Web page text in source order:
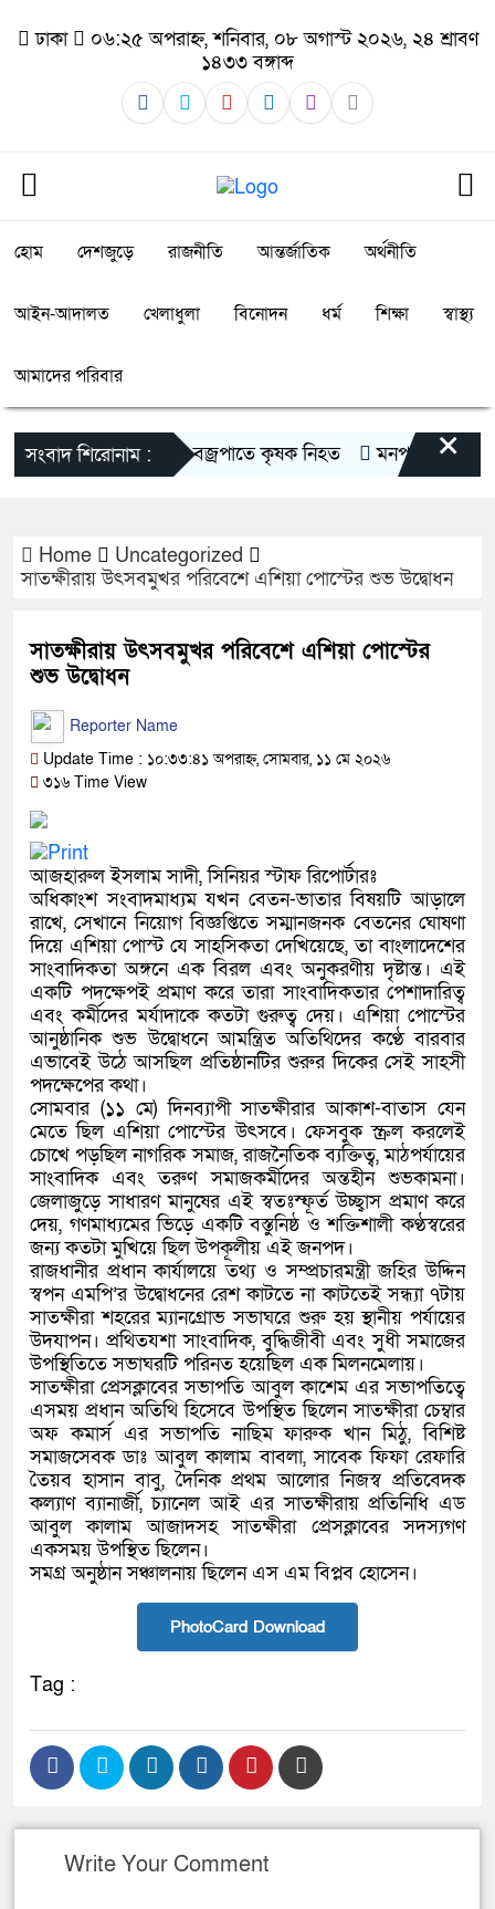
ঢাকা
০৬:২৫ অপরাহ্ন, শনিবার, ০৮ অগাস্ট ২০২৬, ২৪ শ্রাবণ
১৪৩৩ বঙ্গাব্দ
হোম দেশজুড়ে রাজনীতি আন্তর্জাতিক অর্থনীতি
আইন-আদালত খেলাধুলা বিনোদন ধর্ম শিক্ষা স্বাস্থ্য
আমাদের পরিবার
সংবাদ শিরোনাম :
সাতক্ষীরায় বজ্রপাতে কৃষক নিহত মনপুরায় সংরক্ষিত
×
Home
Uncategorized
সাতক্ষীরায় উৎসবমুখর পরিবেশে এশিয়া পোস্টের শুভ উদ্বোধন
সাতক্ষীরায় উৎসবমুখর পরিবেশে এশিয়া পোস্টের
শুভ উদ্বোধন
Reporter Name
Update Time : ১০:৩৩:৪১ অপরাহ্ন, সোমবার, ১১ মে ২০২৬
৩১৬ Time View
আজহারুল ইসলাম সাদী, সিনিয়র স্টাফ রিপোর্টারঃ
অধিকাংশ সংবাদমাধ্যম যখন বেতন-ভাতার বিষয়টি আড়ালে
রাখে, সেখানে নিয়োগ বিজ্ঞপ্তিতে সম্মানজনক বেতনের ঘোষণা
দিয়ে এশিয়া পোস্ট যে সাহসিকতা দেখিয়েছে, তা বাংলাদেশের
সাংবাদিকতা অঙ্গনে এক বিরল এবং অনুকরণীয় দৃষ্টান্ত। এই
একটি পদক্ষেপই প্রমাণ করে তারা সাংবাদিকতার পেশাদারিত্ব
এবং কর্মীদের মর্যাদাকে কতটা গুরুত্ব দেয়। এশিয়া পোস্টের
আনুষ্ঠানিক শুভ উদ্বোধনে আমন্ত্রিত অতিথিদের কণ্ঠে বারবার
এভাবেই উঠে আসছিল প্রতিষ্ঠানটির শুরুর দিকের সেই সাহসী
পদক্ষেপের কথা।
সোমবার (১১ মে) দিনব্যাপী সাতক্ষীরার আকাশ-বাতাস যেন
মেতে ছিল এশিয়া পোস্টের উৎসবে। ফেসবুক স্ক্রল করলেই
চোখে পড়ছিল নাগরিক সমাজ, রাজনৈতিক ব্যক্তিত্ব, মাঠপর্যায়ের
সাংবাদিক এবং তরুণ সমাজকর্মীদের অন্তহীন শুভকামনা।
জেলাজুড়ে সাধারণ মানুষের এই স্বতঃস্ফূর্ত উচ্ছ্বাস প্রমাণ করে
দেয়, গণমাধ্যমের ভিড়ে একটি বস্তুনিষ্ঠ ও শক্তিশালী কণ্ঠস্বরের
জন্য কতটা মুখিয়ে ছিল উপকূলীয় এই জনপদ।
রাজধানীর প্রধান কার্যালয়ে তথ্য ও সম্প্রচারমন্ত্রী জহির উদ্দিন
স্বপন এমপি’র উদ্বোধনের রেশ কাটতে না কাটতেই সন্ধ্যা ৭টায়
সাতক্ষীরা শহরের ম্যানগ্রোভ সভাঘরে শুরু হয় স্থানীয় পর্যায়ের
উদযাপন। প্রথিতযশা সাংবাদিক, বুদ্ধিজীবী এবং সুধী সমাজের
উপস্থিতিতে সভাঘরটি পরিনত হয়েছিল এক মিলনমেলায়।
সাতক্ষীরা প্রেসক্লাবের সভাপতি আবুল কাশেম এর সভাপতিত্বে
এসময় প্রধান অতিথি হিসেবে উপস্থিত ছিলেন সাতক্ষীরা চেম্বার
অফ কমার্স এর সভাপতি নাছিম ফারুক খান মিঠু, বিশিষ্ট
সমাজসেবক ডাঃ আবুল কালাম বাবলা, সাবেক ফিফা রেফারি
তৈয়ব হাসান বাবু, দৈনিক প্রথম আলোর নিজস্ব প্রতিবেদক
কল্যাণ ব্যানার্জী, চ্যানেল আই এর সাতক্ষীরায় প্রতিনিধি এড
আবুল কালাম আজাদসহ সাতক্ষীরা প্রেসক্লাবের সদস্যগণ
একসময় উপস্থিত ছিলেন।
সমগ্ৰ অনুষ্ঠান সঞ্চালনায় ছিলেন এস এম বিপ্লব হোসেন।
PhotoCard Download
Tag :
Write Your Comment